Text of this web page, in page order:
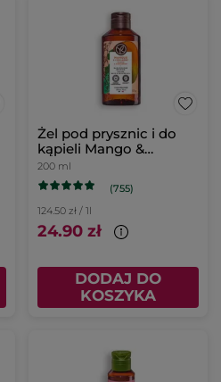
Żel pod prysznic i do
kąpieli Mango &
Kolendra 200 ml
200 ml
(755)
124.50 zł / 1l
24.90 zł
DODAJ DO
KOSZYKA